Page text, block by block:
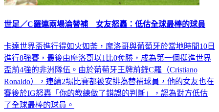
世足／C羅連兩場淪替補 女友怒轟：低估全球最棒的球員
卡達世界盃進行得如火如荼，摩洛哥與葡萄牙於當地時間10日
進行8強賽，最後由摩洛哥以1比0奪勝，成為第一個挺進世界
盃前4強的非洲隊伍。由於葡萄牙王牌前鋒C羅（Cristiano
Ronaldo），連續2場比賽都被安排為替補球員，他的女友也在
賽後於IG怒轟「你的教練做了錯誤的判斷」，認為對方低估
了全球最棒的球員。